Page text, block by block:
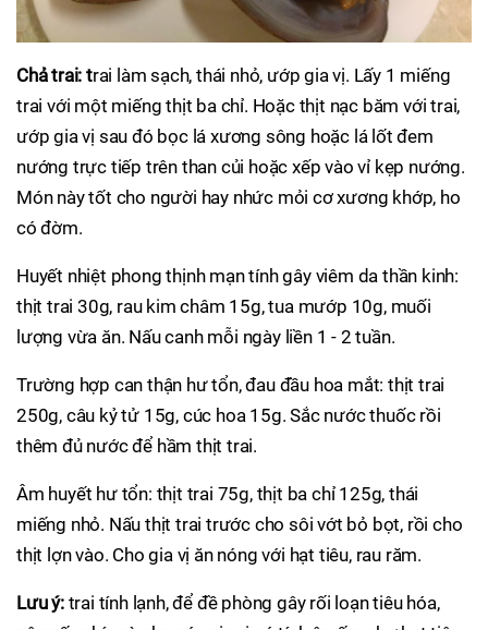
Chả trai: trai làm sạch, thái nhỏ, ướp gia vị. Lấy 1 miếng
trai với một miếng thịt ba chỉ. Hoặc thịt nạc băm với trai,
ướp gia vị sau đó bọc lá xương sông hoặc lá lốt đem
nướng trực tiếp trên than củi hoặc xếp vào vỉ kẹp nướng.
Món này tốt cho người hay nhức mỏi cơ xương khớp, ho
có đờm.
Huyết nhiệt phong thịnh mạn tính gây viêm da thần kinh:
thịt trai 30g, rau kim châm 15g, tua mướp 10g, muối
lượng vừa ăn. Nấu canh mỗi ngày liền 1 - 2 tuần.
Trường hợp can thận hư tổn, đau đầu hoa mắt: thịt trai
250g, câu kỷ tử 15g, cúc hoa 15g. Sắc nước thuốc rồi
thêm đủ nước để hầm thịt trai.
Âm huyết hư tổn: thịt trai 75g, thịt ba chỉ 125g, thái
miếng nhỏ. Nấu thịt trai trước cho sôi vớt bỏ bọt, rồi cho
thịt lợn vào. Cho gia vị ăn nóng với hạt tiêu, rau răm.
Lưu ý: trai tính lạnh, để đề phòng gây rối loạn tiêu hóa,